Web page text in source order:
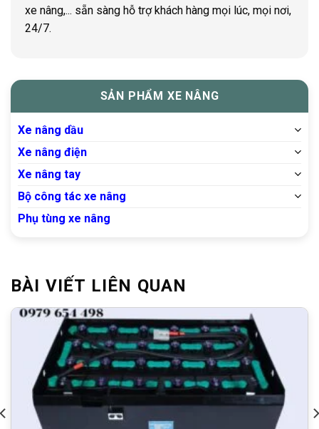
xe nâng,... sẵn sàng hỗ trợ khách hàng mọi lúc, mọi nơi,
24/7.
SẢN PHẨM XE NÂNG
Xe nâng dầu
Xe nâng điện
Xe nâng tay
Bộ công tác xe nâng
Phụ tùng xe nâng
BÀI VIẾT LIÊN QUAN